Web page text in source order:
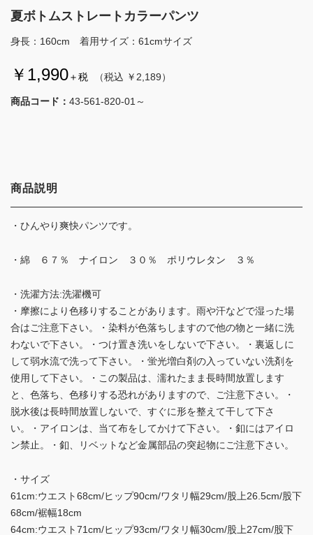
夏ボトムストレートカラーパンツ
身長：160cm 着用サイズ：61cmサイズ
￥1,990＋税 （税込 ￥2,189）
商品コード： 43-561-820-01～
商品説明
・ひんやり爽快パンツです。
・綿 ６７％ ナイロン ３０％ ポリウレタン ３％
・洗濯方法:洗濯機可
・摩擦により色移りすることがあります。雨や汗などで湿った場
合はご注意下さい。・染料が色落ちしますので他の物と一緒に洗
わないで下さい。・つけ置き洗いをしないで下さい。・裏返しに
して弱水流で洗って下さい。・蛍光増白剤の入っていない洗剤を
使用して下さい。・この製品は、濡れたまま長時間放置します
と、色落ち、色移りする恐れがありますので、ご注意下さい。・
脱水後は長時間放置しないで、すぐに形を整えて干して下さ
い。・アイロンは、当て布をしてかけて下さい。・釦にはアイロ
ン禁止。・釦、リベットなど金属部品の突起物にご注意下さい。
・サイズ
61cm:ウエスト68cm/ヒップ90cm/ワタリ幅29cm/股上26.5cm/股下
68cm/裾幅18cm
64cm:ウエスト71cm/ヒップ93cm/ワタリ幅30cm/股上27cm/股下